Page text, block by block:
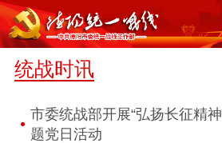
统战时讯
市委统战部开展“弘扬长征精神 砥砺初心使命”主
题党日活动